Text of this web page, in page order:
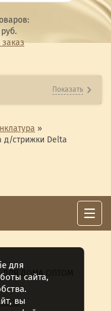
руб.
Показать
»
д/стрижки Delta
ДОМА ОПТОМ
12
для
сайта,
вы